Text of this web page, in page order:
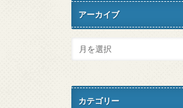
アーカイブ
カテゴリー